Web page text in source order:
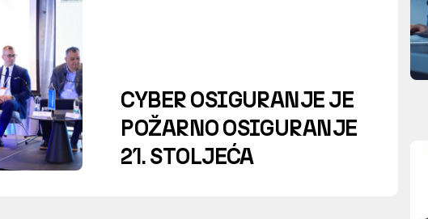
CYBER OSIGURANJE JE
POŽARNO OSIGURANJE
21. STOLJEĆA